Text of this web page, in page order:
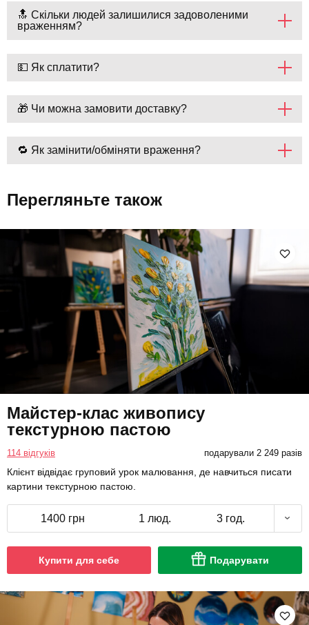
🔝 Скільки людей залишилися задоволеними
враженням?
💵 Як сплатити?
🎁 Чи можна замовити доставку?
🔁 Як замінити/обміняти враження?
Перегляньте також
Майстер-клас живопису
текстурною пастою
114 відгуків подарували 2 249 разів
Клієнт відвідає груповий урок малювання, де навчиться писати
картини текстурною пастою.
1400 грн 1 люд. 3 год.
Купити для себе Подарувати